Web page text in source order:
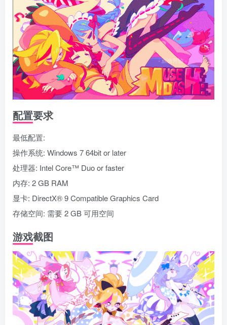
配置要求
最低配置:
操作系统: Windows 7 64bit or later
处理器: Intel Core™ Duo or faster
内存: 2 GB RAM
显卡: DirectX® 9 Compatible Graphics Card
存储空间: 需要 2 GB 可用空间
游戏截图